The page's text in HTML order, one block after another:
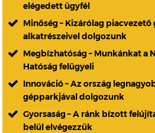
elégedett ügyfél
Minőség – Kizárólag
alkatrészeivel dolgozunk
Megbízhatóság – Munkánkat a
Hatóság felügyeli
Innováció – Az ország
gépparkjával dolgozunk
Gyorsaság – A ránk bízott
belül elvégezzük